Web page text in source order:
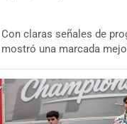
Con claras señales de
mostró una marcada